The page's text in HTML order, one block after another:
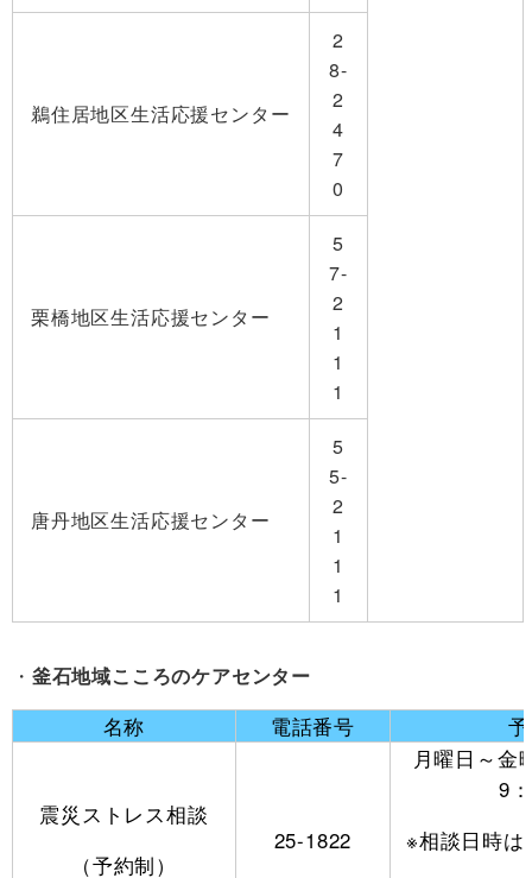
鵜住居地区生活応援センター
2
8-
2
4
7
0
栗橋地区生活応援センター
5
7-
2
1
1
1
唐丹地区生活応援センター
5
5-
2
1
1
1
釜石地域こころのケアセンター
名称 電話番号
震災ストレス相談
（予約制）
25-1822
月曜日～
9
※相談日時は